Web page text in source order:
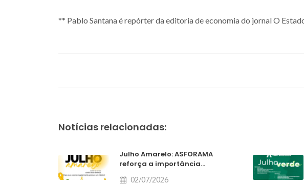
** Pablo Santana é repórter da editoria de economia do jornal O
Notícias relacionadas:
Julho Amarelo: ASFORAMA
reforça a importância...
02/07/2026